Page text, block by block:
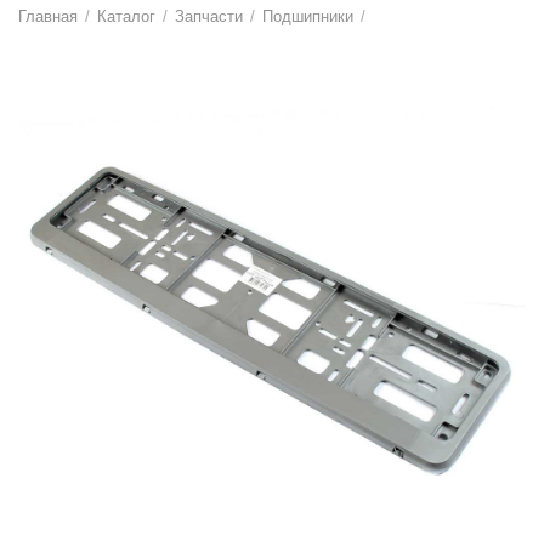
Главная / Каталог / Запчасти / Подшипники /